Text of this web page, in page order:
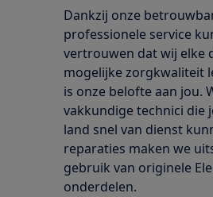
Dankzij onze
professionele service
vertrouwen dat wij elke
mogelijke zorgkwaliteit
is onze belofte aan jou.
vakkundige technici die
land snel van dienst
reparaties maken we
gebruik van originele
onderdelen.